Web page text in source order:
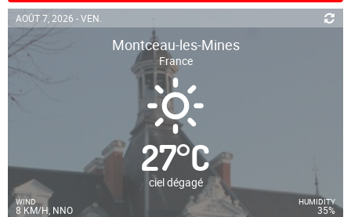
AOÛT 7, 2026 - VEN.
Montceau-les-Mines
France
27°C
ciel dégagé
WIND
8 KM/H, NNO
HUMIDITY
35%